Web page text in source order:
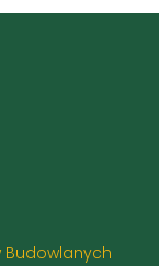
Budowlanych